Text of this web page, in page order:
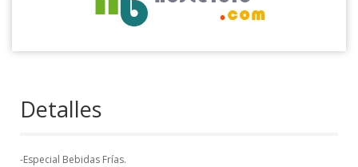
Detalles
-Especial Bebidas Frías.